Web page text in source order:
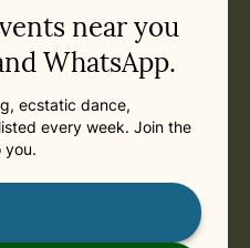
4:00 PMin Online
4:00 PM in Online
4:00 PM
at 4:00 PMin Online
at 4:00 PMin Online
near you
WhatsApp.
ecstatic dance,
every week. Join the
you.